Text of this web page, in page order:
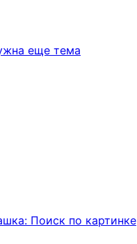
еще тема
Поиск по картинке